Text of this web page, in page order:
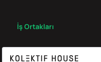
İş Ortakları